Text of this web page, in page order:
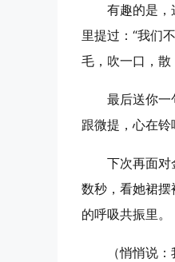
有趣的是，
里提过：“我们
毛，吹一口，散
最后送你
跟微提，心在
下次再面对
数秒，看她裙
的呼吸共振里。
（悄悄说